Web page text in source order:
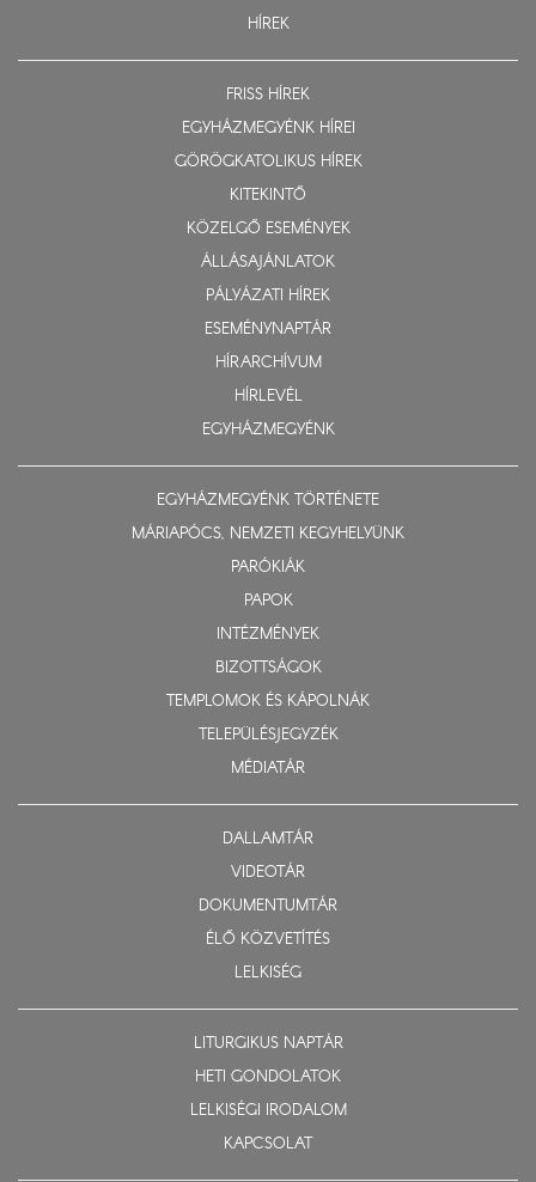
HÍREK
FRISS HÍREK
EGYHÁZMEGYÉNK HÍREI
GÖRÖGKATOLIKUS HÍREK
KITEKINTŐ
KÖZELGŐ ESEMÉNYEK
ÁLLÁSAJÁNLATOK
PÁLYÁZATI HÍREK
ESEMÉNYNAPTÁR
HÍRARCHÍVUM
HÍRLEVÉL
EGYHÁZMEGYÉNK
EGYHÁZMEGYÉNK TÖRTÉNETE
MÁRIAPÓCS, NEMZETI KEGYHELYÜNK
PARÓKIÁK
PAPOK
INTÉZMÉNYEK
BIZOTTSÁGOK
TEMPLOMOK ÉS KÁPOLNÁK
TELEPÜLÉSJEGYZÉK
MÉDIATÁR
DALLAMTÁR
VIDEOTÁR
DOKUMENTUMTÁR
ÉLŐ KÖZVETÍTÉS
LELKISÉG
LITURGIKUS NAPTÁR
HETI GONDOLATOK
LELKISÉGI IRODALOM
KAPCSOLAT